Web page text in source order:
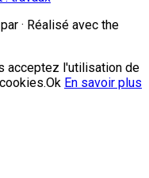
· Réalisé avec the
acceptez l'utilisation de
Ok En savoir plus